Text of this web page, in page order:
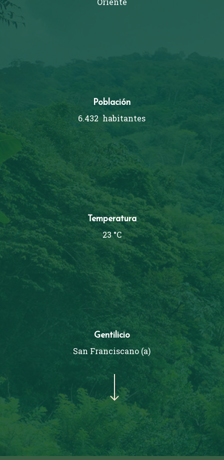
Población
6.432 habitantes
Temperatura
23 °C
Gentilicio
San Franciscano (a)
Navigate to the next section